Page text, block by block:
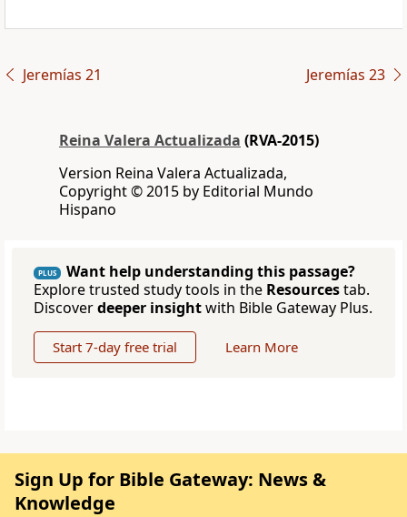
Jeremías 21 Jeremías 23
Reina Valera Actualizada (RVA-2015)
Version Reina Valera Actualizada,
Copyright © 2015 by Editorial Mundo
Hispano
PLUS
Want help understanding this passage?
Explore trusted study tools in the Resourcestab.
Discoverdeeper insightwith Bible Gateway Plus.
Start 7-day free trial Learn More
Sign Up for Bible Gateway: News &
Knowledge